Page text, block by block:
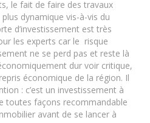
le fait de faire des travaux
dynamique vis-à-vis du
d’investissement est très
les experts car le risque
ne se perd pas et reste là
dur voir critique,
économique de la région. Il
: c’est un investissement à
toutes façons recommandable
avant de se lancer à